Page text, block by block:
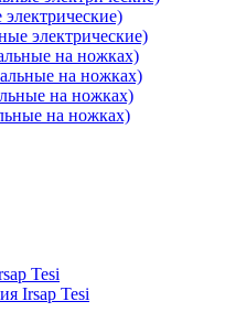
электрические)
на ножках)
на ножках)
на ножках)
на ножках)
Tesi
Irsap Tesi